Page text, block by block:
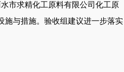
市求精化工原料有限公司化工原
与措施。 验收组建议进一步落实